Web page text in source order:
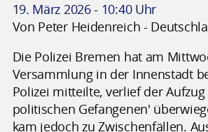
19. März 2026 - 10:40 Uhr
Von Peter Heidenreich -
Die Polizei Bremen hat am
Versammlung in der Innenstadt
Polizei mitteilte, verlief der
politischen Gefangenen'
kam jedoch zu Zwischenfällen.